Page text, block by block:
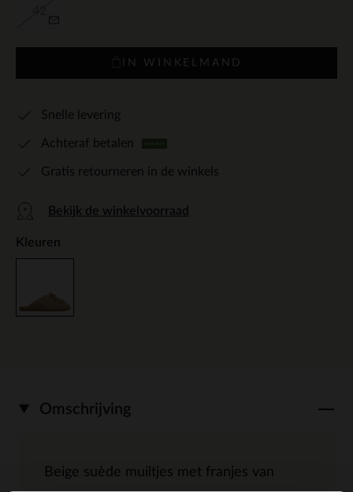
IN WINKELMAND
Snelle levering
Achteraf betalen
Gratis retourneren in de winkels
Bekijk de winkelvoorraad
Kleuren
Omschrijving
Beige suède muiltjes met franjes van